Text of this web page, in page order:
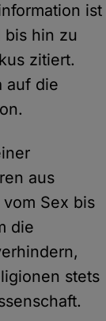
ist
bis hin zu
zitiert.
auf die
aus
Sex bis
die
stets